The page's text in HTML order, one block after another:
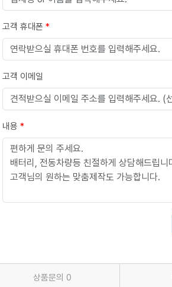
고객 휴대폰 *
고객 이메일
내용 *
상품문의 0